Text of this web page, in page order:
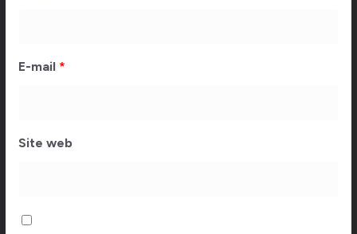
E-mail *
Site web